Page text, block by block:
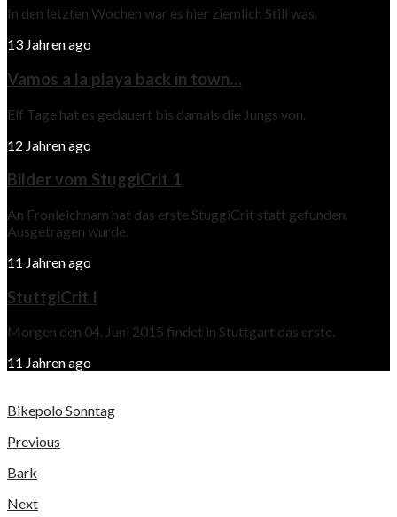
In den letzten Wochen war es hier ziemlich Still was.
13 Jahren ago
Vamos a la playa back in town…
Elf Tage hat es gedauert bis damals die Jungs von.
12 Jahren ago
Bilder vom StuggiCrit 1
An Fronleichnam hat das erste StuggiCrit statt gefunden.
Ausgetragen wurde.
11 Jahren ago
StuttgiCrit I
Morgen den 04. Juni 2015 findet in Stuttgart das erste.
11 Jahren ago
Bikepolo Sonntag
Previous
Bark
Next